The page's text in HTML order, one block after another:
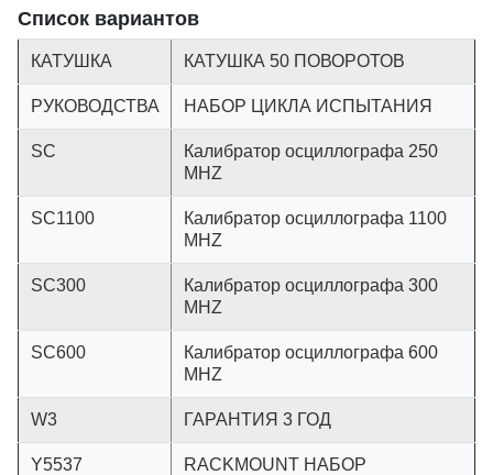
Список вариантов
КАТУШКА КАТУШКА 50 ПОВОРОТОВ
РУКОВОДСТВА НАБОР ЦИКЛА ИСПЫТАНИЯ
SC
Калибратор осциллографа 250
MHZ
SC1100
Калибратор осциллографа 1100
MHZ
SC300
Калибратор осциллографа 300
MHZ
SC600
Калибратор осциллографа 600
MHZ
W3 ГАРАНТИЯ 3 ГОД
Y5537 RACKMOUNT НАБОР